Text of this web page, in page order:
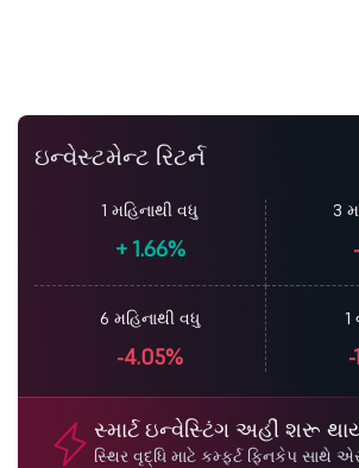
ઇન્વેસ્ટમેન્ટ રિટર્ન
1 મહિનાથી વધુ
+1.66%
3
6 મહિનાથી વધુ
-4.05%
1
સ્માર્ટ ઇન્વેસ્ટિંગ અહીં શરૂ
સ્થિર વૃદ્ધિ માટે કમ્ફર્ટ ફિનકેપ સાથે